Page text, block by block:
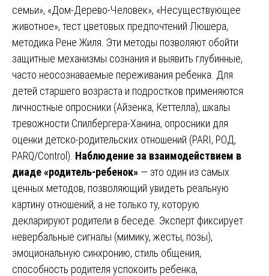
семьи», «Дом-Дерево-Человек», «Несуществующее
животное», тест цветовых предпочтений Люшера,
методика Рене Жиля. Эти методы позволяют обойти
защитные механизмы сознания и выявить глубинные,
часто неосознаваемые переживания ребенка. Для
детей старшего возраста и подростков применяются
личностные опросники (Айзенка, Кеттелла), шкалы
тревожности Спилбергера-Ханина, опросники для
оценки детско-родительских отношений (PARI, РОД,
PARQ/Control). Наблюдение за взаимодействием в
диаде «родитель-ребенок» — это один из самых
ценных методов, позволяющий увидеть реальную
картину отношений, а не только ту, которую
декларируют родители в беседе. Эксперт фиксирует
невербальные сигналы (мимику, жесты, позы),
эмоциональную синхронию, стиль общения,
способность родителя успокоить ребенка,